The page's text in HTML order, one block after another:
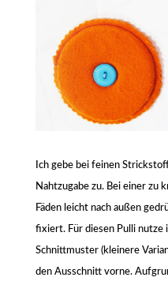
Ich gebe bei feinen
Nahtzugabe zu. Bei einer zu
Fäden leicht nach außen
fixiert. Für diesen Pulli nutze
Schnittmuster (kleinere
den Ausschnitt vorne.